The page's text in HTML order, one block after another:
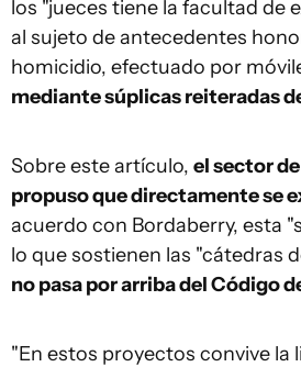
los "jueces tiene la facultad de
al sujeto de antecedentes
homicidio, efectuado por
mediante súplicas reiteradas
Sobre este artículo, el sector
propuso que directamente se
acuerdo con Bordaberry, esta
lo que sostienen las "cátedras
no pasa por arriba del Código
"En estos proyectos convive la